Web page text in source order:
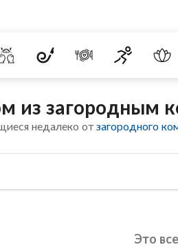
из загородным
недалеко отзагородного
Это